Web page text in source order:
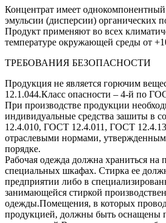
Концентрат имеет однокомпонентный
эмульсии (дисперсии) органических
Продукт применяют во всех
температуре окружающей среды от
ТРЕБОВАНИЯ БЕЗОПАСНОСТИ
Продукция не является горючим
12.1.044.Класс опасности – 4-й по
При производстве продукции
индивидуальные средства зашиты в
12.4.010, ГОСТ 12.4.011, ГОСТ
отраслевыми нормами,
порядке.
Рабочая одежда должна храниться на
специальных шкафах. Стирка ее
предприятии либо в
занимающейся стиркой
одежды.Помещения, в которых
продукцией, должны быть оснащены